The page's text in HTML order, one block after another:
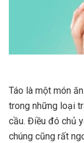
Táo là một món
trong những loại
cầu. Điều đó chủ
chúng cũng rất